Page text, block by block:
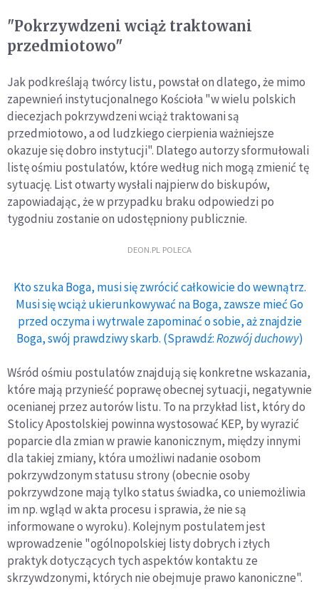
"Pokrzywdzeni wciąż traktowani
przedmiotowo"
Jak podkreślają twórcy listu, powstał on dlatego, że mimo
zapewnień instytucjonalnego Kościoła "w wielu polskich
diecezjach pokrzywdzeni wciąż traktowani są
przedmiotowo, a od ludzkiego cierpienia ważniejsze
okazuje się dobro instytucji". Dlatego autorzy sformułowali
listę ośmiu postulatów, które według nich mogą zmienić tę
sytuację. List otwarty wysłali najpierw do biskupów,
zapowiadając, że w przypadku braku odpowiedzi po
tygodniu zostanie on udostępniony publicznie.
DEON.PL POLECA
Kto szuka Boga, musi się zwrócić całkowicie do wewnątrz.
Musi się wciąż ukierunkowywać na Boga, zawsze mieć Go
przed oczyma i wytrwale zapominać o sobie, aż znajdzie
Boga, swój prawdziwy skarb. (Sprawdź:Rozwój duchowy)
Wśród ośmiu postulatów znajdują się konkretne wskazania,
które mają przynieść poprawę obecnej sytuacji, negatywnie
ocenianej przez autorów listu. To na przykład list, który do
Stolicy Apostolskiej powinna wystosować KEP, by wyrazić
poparcie dla zmian w prawie kanonicznym, między innymi
dla takiej zmiany, która umożliwi nadanie osobom
pokrzywdzonym statusu strony (obecnie osoby
pokrzywdzone mają tylko status świadka, co uniemożliwia
im np. wgląd w akta procesu i sprawia, że nie są
informowane o wyroku). Kolejnym postulatem jest
wprowadzenie "ogólnopolskiej listy dobrych i złych
praktyk dotyczących tych aspektów kontaktu ze
skrzywdzonymi, których nie obejmuje prawo kanoniczne".